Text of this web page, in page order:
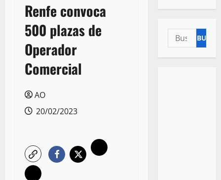
Renfe convoca
500 plazas de
Operador
Comercial
AO
20/02/2023
Buscar: